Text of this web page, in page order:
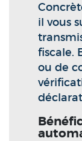
il vous
fiscale.
ou de